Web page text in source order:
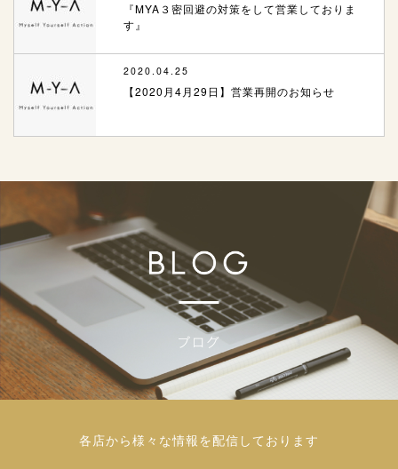
『MYA３密回避の対策をして営業しておりま
す』
2020.04.25
【2020月4月29日】営業再開のお知らせ
各店から様々な情報を配信しております